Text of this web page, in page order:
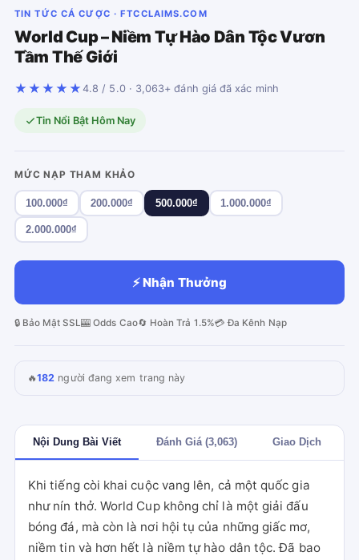
TIN TỨC CÁ CƯỢC · FTCCLAIMS.COM
World Cup – Niềm Tự Hào Dân Tộc Vươn
Tầm Thế Giới
★★★★★ 4.8 / 5.0 · 3,063+ đánh giá đã xác minh
Tin Nổi Bật Hôm Nay
MỨC NẠP THAM KHẢO
100.000₫ 200.000₫ 500.000₫ 1.000.000₫
2.000.000₫
⚡ Nhận Thưởng
🔒 Bảo Mật SSL🎰 Odds Cao🔄 Hoàn Trả 1.5%💳 Đa Kênh Nạp
🔥182 người đang xem trang này
Nội Dung Bài Viết Đánh Giá (3,063) Giao Dịch
Khi tiếng còi khai cuộc vang lên, cả một quốc gia
như nín thở. World Cup không chỉ là một giải đấu
bóng đá, mà còn là nơi hội tụ của những giấc mơ,
niềm tin và hơn hết là niềm tự hào dân tộc. Đã bao